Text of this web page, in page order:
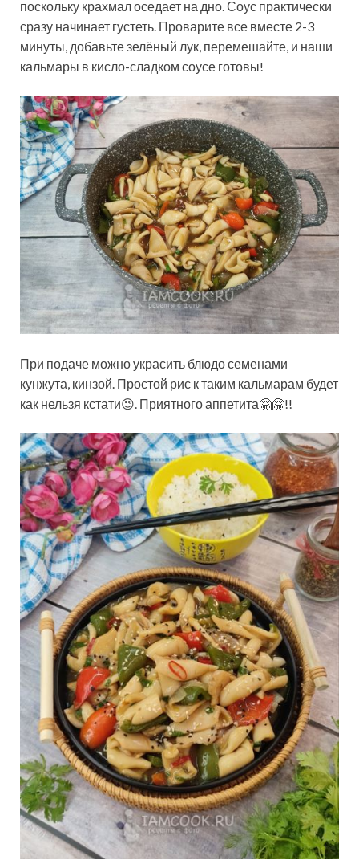
поскольку крахмал оседает на дно. Соус практически
сразу начинает густеть. Проварите все вместе 2-3
минуты, добавьте зелёный лук, перемешайте, и наши
кальмары в кисло-сладком соусе готовы!
При подаче можно украсить блюдо семенами
кунжута, кинзой. Простой рис к таким кальмарам будет
как нельзя кстати😉. Приятного аппетита🤗🤗!!